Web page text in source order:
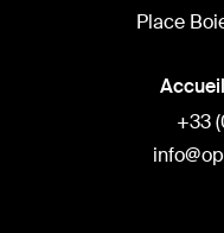
Place
+33